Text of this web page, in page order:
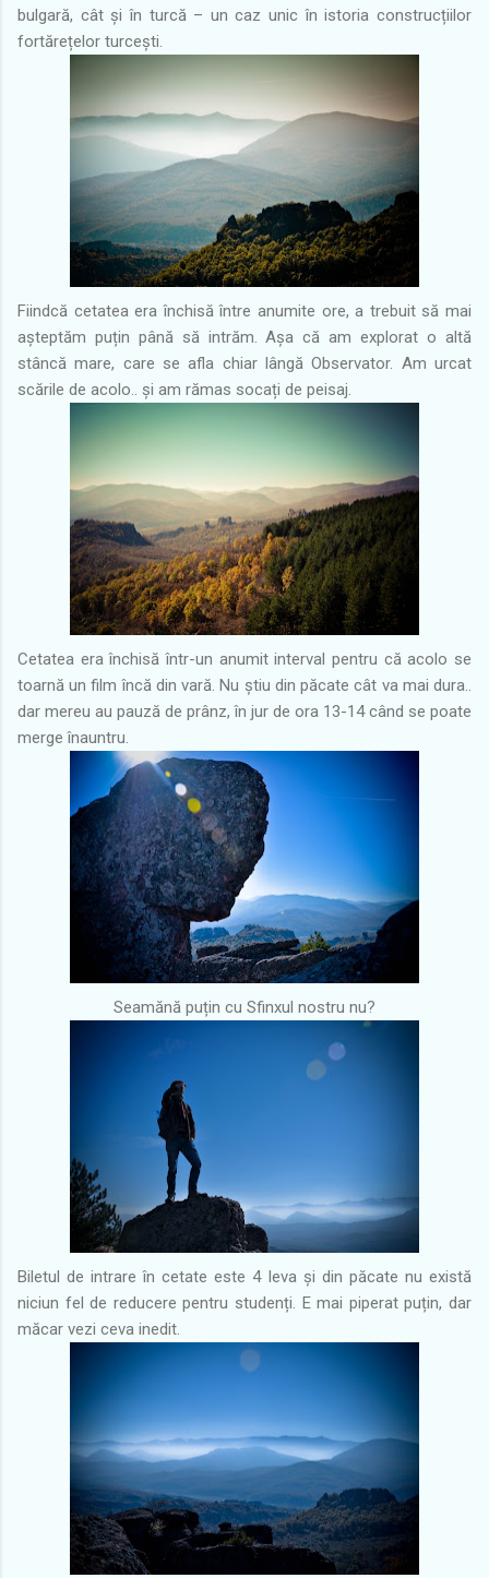
bulgară, cât și în turcă – un caz unic în istoria construcțiilor
fortărețelor turcești.
Fiindcă cetatea era închisă între anumite ore, a trebuit să mai
așteptăm puțin până să intrăm. Așa că am explorat o altă
stâncă mare, care se afla chiar lângă Observator. Am urcat
scările de acolo.. și am rămas socați de peisaj.
Cetatea era închisă într-un anumit interval pentru că acolo se
toarnă un film încă din vară. Nu știu din păcate cât va mai dura..
dar mereu au pauză de prânz, în jur de ora 13-14 când se poate
merge înauntru.
Seamănă puțin cu Sfinxul nostru nu?
Biletul de intrare în cetate este 4 leva și din păcate nu există
niciun fel de reducere pentru studenți. E mai piperat puțin, dar
măcar vezi ceva inedit.